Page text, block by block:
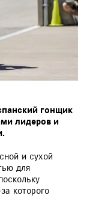
гонщик
лидеров и
и сухой
для
которого